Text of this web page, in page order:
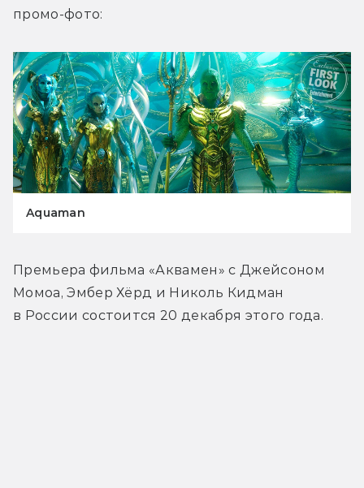
промо-фото:
Aquaman
Премьера фильма «Аквамен» с Джейсоном
Момоа, Эмбер Хёрд и Николь Кидман
в России состоится 20 декабря этого года.